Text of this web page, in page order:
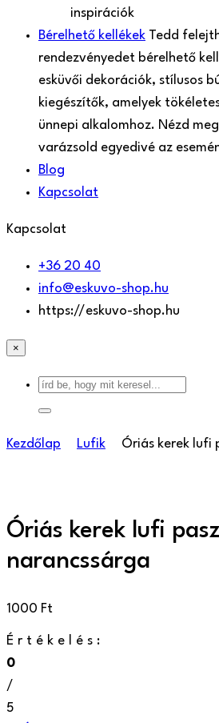
inspirációk
Bérelhető kellékek Tedd
rendezvényedet bérelhető
esküvői dekorációk, stílusos
kiegészítők, amelyek
ünnepi alkalomhoz. Nézd
varázsold egyedivé az
Blog
Kapcsolat
Kapcsolat
+36 20 40
info@eskuvo-shop.hu
https://eskuvo-shop.hu
×
Kezdőlap Lufik Óriás kerek lufi
Óriás kerek lufi
narancssárga
1000 Ft
Értékelés:
0
/
5